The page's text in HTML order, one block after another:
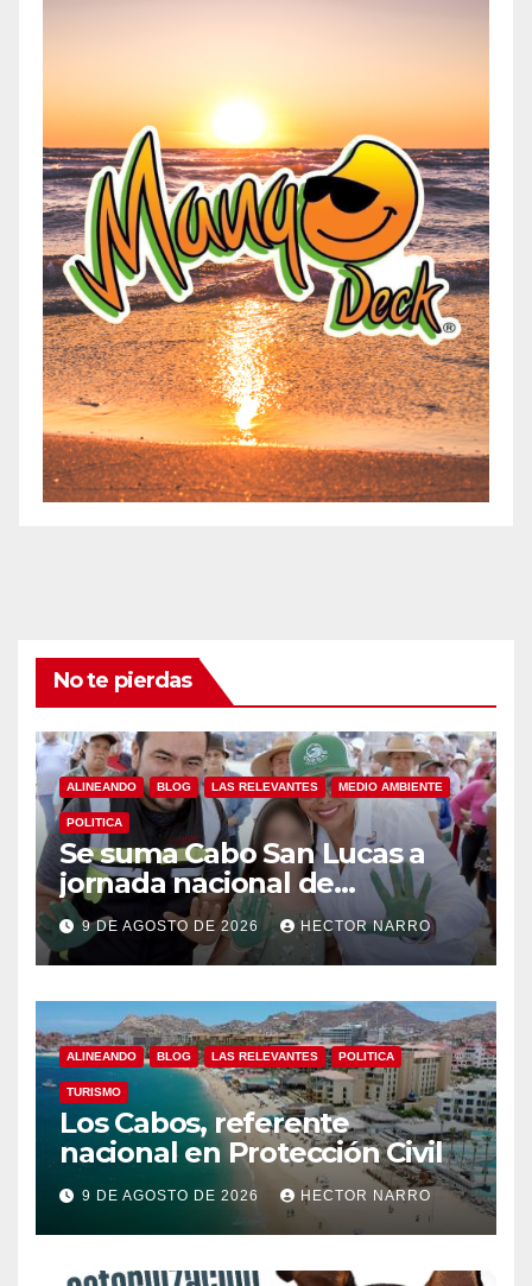
No te pierdas
ALINEANDO BLOG LAS RELEVANTES MEDIO AMBIENTE
POLITICA
Se suma Cabo San Lucas a
jornada nacional de
reforestación
9 DE AGOSTO DE 2026 HECTOR NARRO
ALINEANDO BLOG LAS RELEVANTES POLITICA
TURISMO
Los Cabos, referente
nacional en Protección Civil
9 DE AGOSTO DE 2026 HECTOR NARRO